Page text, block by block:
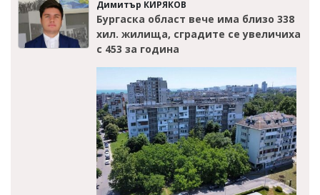
Димитър КИРЯКОВ
Бургаска област вече има близо 338
хил. жилища, сградите се увеличиха
с 453 за година